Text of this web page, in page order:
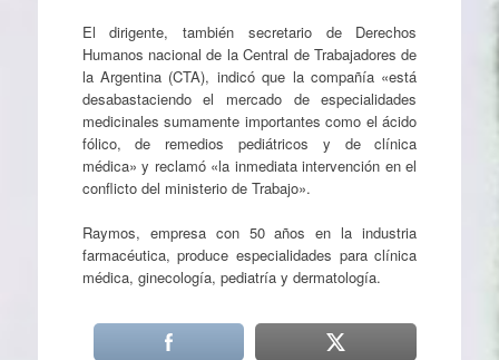
El dirigente, también secretario de Derechos
Humanos nacional de la Central de Trabajadores de
la Argentina (CTA), indicó que la compañía «está
desabastaciendo el mercado de especialidades
medicinales sumamente importantes como el ácido
fólico, de remedios pediátricos y de clínica
médica» y reclamó «la inmediata intervención en el
conflicto del ministerio de Trabajo».
Raymos, empresa con 50 años en la industria
farmacéutica, produce especialidades para clínica
médica, ginecología, pediatría y dermatología.